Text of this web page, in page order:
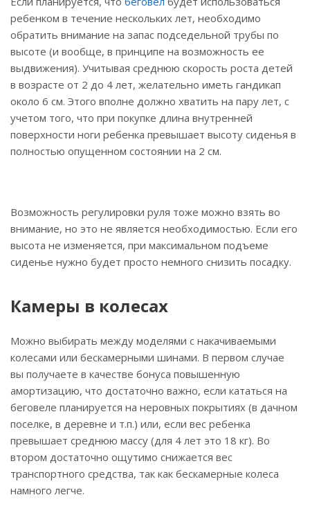
ребенком в течение нескольких лет, необходимо
обратить внимание на запас подседельной трубы по
высоте (и вообще, в принципе на возможность ее
выдвижения). Учитывая среднюю скорость роста детей
в возрасте от 2 до 4 лет, желательно иметь гандикап
около 6 см. Этого вполне должно хватить на пару лет, с
учетом того, что при покупке длина внутренней
поверхности ноги ребенка превышает высоту сиденья в
полностью опущенном состоянии на 2 см.
Возможность регулировки руля тоже можно взять во
внимание, но это не является необходимостью. Если его
высота не изменяется, при максимальном подъеме
сиденье нужно будет просто немного снизить посадку.
Камеры в колесах
Можно выбирать между моделями с накачиваемыми
колесами или бескамерными шинами. В первом случае
вы получаете в качестве бонуса повышенную
амортизацию, что достаточно важно, если кататься на
беговеле планируется на неровных покрытиях (в дачном
поселке, в деревне и т.п.) или, если вес ребенка
превышает среднюю массу (для 4 лет это 18 кг). Во
втором достаточно ощутимо снижается вес
транспортного средства, так как бескамерные колеса
намного легче.